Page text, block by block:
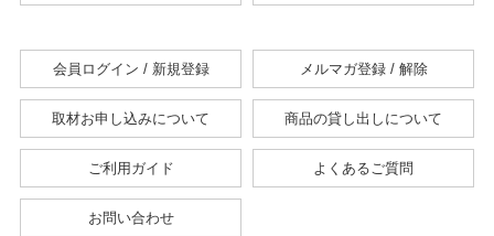
会員ログイン / 新規登録 メルマガ登録 / 解除
取材お申し込みについて 商品の貸し出しについて
ご利用ガイド よくあるご質問
お問い合わせ